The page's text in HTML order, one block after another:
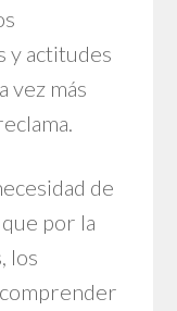
y actitudes
vez más
de
por la
los